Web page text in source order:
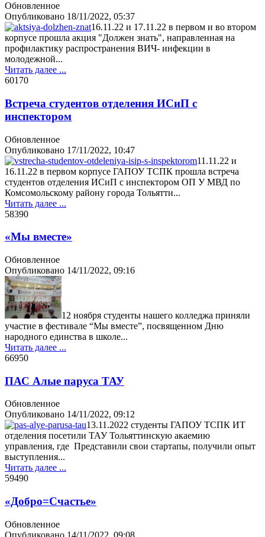
Обновленное
Опубликовано 18/11/2022, 05:37
16.11.22 и 17.11.22 в первом и во втором
корпусе прошла акция "Должен знать", направленная на
профилактику распространения ВИЧ- инфекции в
молодежной...
Читать далее ...
60170
Встреча студентов отделения ИСиП с
инспектором
Обновленное
Опубликовано 17/11/2022, 10:47
11.11.22 и
16.11.22 в первом корпусе ГАПОУ ТСПК прошла встреча
студентов отделения ИСиП с инспектором ОП У МВД по
Комсомольскому району города Тольятти...
Читать далее ...
58390
«Мы вместе»
Обновленное
Опубликовано 14/11/2022, 09:16
12 ноября студенты нашего колледжа приняли
участие в фестивале “Мы вместе”, посвященном Дню
народного единства в школе...
Читать далее ...
66950
ПАС Алые паруса ТАУ
Обновленное
Опубликовано 14/11/2022, 09:12
13.11.2022 студенты ГАПОУ ТСПК ИТ
отделения посетили ТАУ Тольяттинскую акаемию
управления, где Представили свои стартапы, получили опыт
выступления...
Читать далее ...
59490
«Добро=Счастье»
Обновленное
Опубликовано 14/11/2022, 09:08